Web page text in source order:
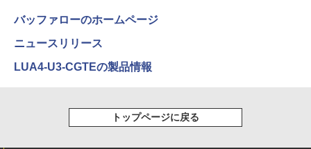
一体型 2026新品 パソコン 一体型PC 24
B｜ キーボード マウス付 2年保証 安い P
nc 21.5インチ 角度調節 FullHD ブルー
￥9,480
Yoothi 互換品 液晶 13.3インチ N133BG
A-EA2 NT133WHM-N35 NT133WHM-N4
3
￥1,540
Anker Soundcore Liberty 5 ミッドナイトブ
￥250
On My Road (Stadium ver.)
￥832
ONE PIECE モノクロ版 115 (ジャンプコミッ
バッファローのホームページ
ニュースリリース
LUA4-U3-CGTEの製品情報
トップページに戻る